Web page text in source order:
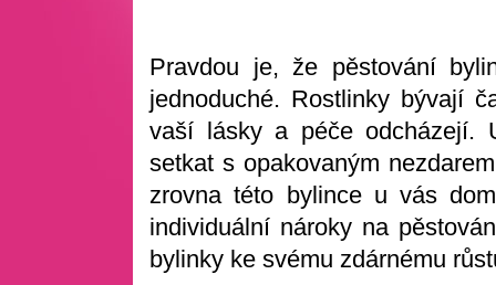
Pravdou je, že pěstování
jednoduché. Rostlinky bývají
vaší lásky a péče odcházejí.
setkat s opakovaným
zrovna této bylince u vás
individuální nároky na
bylinky ke svému zdárnému